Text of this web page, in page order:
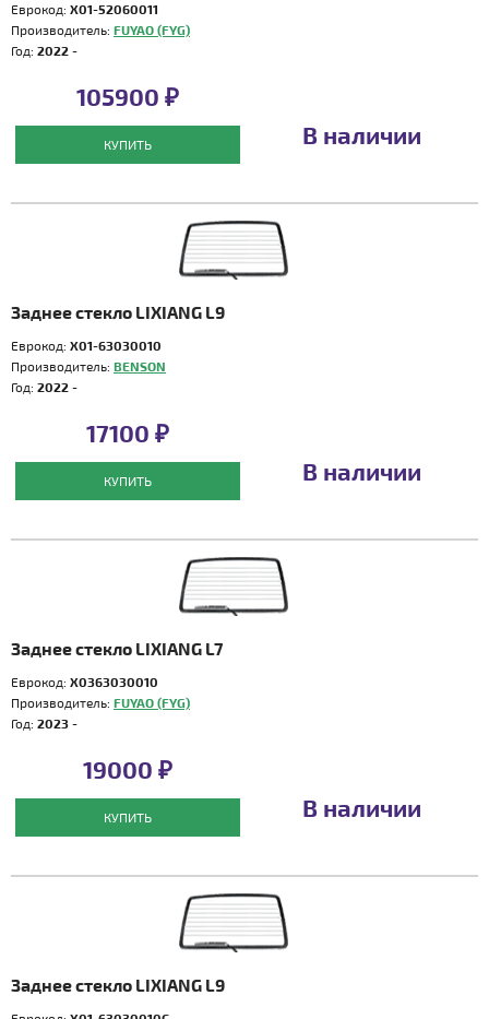
Еврокод: X01-52060011
Производитель: FUYAO (FYG)
Год: 2022 -
105900 ₽
КУПИТЬ В наличии
Заднее стекло LIXIANG L9
Еврокод: X01-63030010
Производитель: BENSON
Год: 2022 -
17100 ₽
КУПИТЬ В наличии
Заднее стекло LIXIANG L7
Еврокод: X0363030010
Производитель: FUYAO (FYG)
Год: 2023 -
19000 ₽
КУПИТЬ В наличии
Заднее стекло LIXIANG L9